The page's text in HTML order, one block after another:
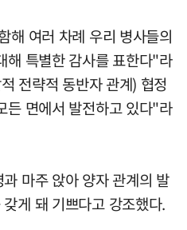
해 여러 차례 우리 병사들의
해 특별한 감사를 표한다"라
전략적 동반자 관계) 협정
든 면에서 발전하고 있다"라
마주 앉아 양자 관계의 발
게 돼 기쁘다고 강조했다.